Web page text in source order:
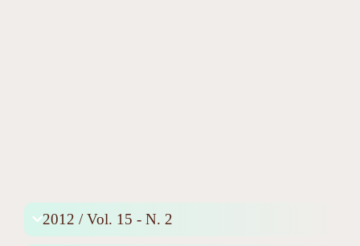
2012 / Vol. 15 - N. 2